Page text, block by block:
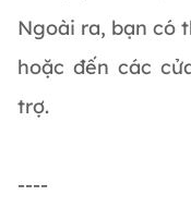
Ngoài ra, bạn có
hoặc đến các
trợ.
----